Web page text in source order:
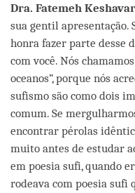
Dra. Fatemeh
sua gentil apresentação.
honra fazer parte desse
com você. Nós
oceanos”, porque nós
sufismo são como dois
comum. Se
encontrar pérolas
muito antes de estudar
em poesia sufi, quando
rodeava com poesia sufi